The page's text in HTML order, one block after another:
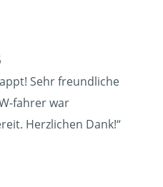
Sehr freundliche
fahrer war
Herzlichen Dank!“